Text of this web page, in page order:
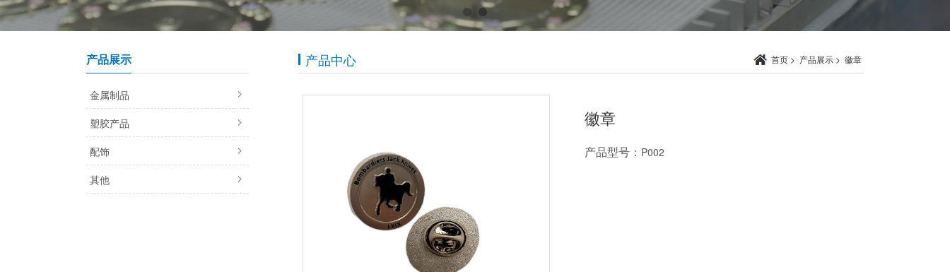
产品展示
金属制品
塑胶产品
配饰
其他
产品中心 首页 > 产品展示 > 徽章
徽章
产品型号： P002